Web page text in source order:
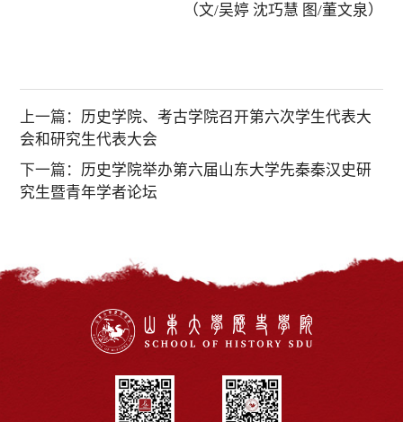
（文/吴婷 沈巧慧 图/董文泉）
上一篇： 历史学院、考古学院召开第六次学生代表大
会和研究生代表大会
下一篇： 历史学院举办第六届山东大学先秦秦汉史研
究生暨青年学者论坛